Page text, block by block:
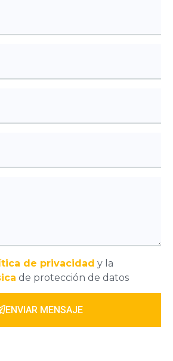
de privacidad y la
de protección de datos
ENVIAR MENSAJE